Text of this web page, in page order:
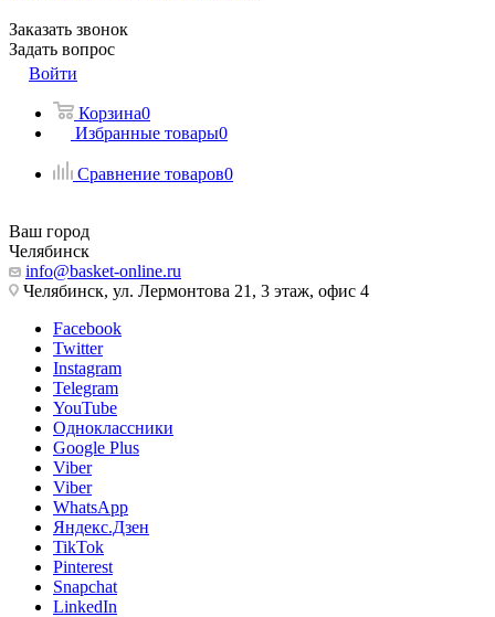
Заказать звонок
Задать вопрос
Войти
Корзина0
Избранные товары0
Сравнение товаров0
Ваш город
Челябинск
info@basket-online.ru
Челябинск, ул. Лермонтова 21, 3 этаж, офис 4
Facebook
Twitter
Instagram
Telegram
YouTube
Одноклассники
Google Plus
Viber
Viber
WhatsApp
Яндекс.Дзен
TikTok
Pinterest
Snapchat
LinkedIn